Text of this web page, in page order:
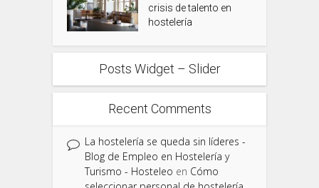
crisis de talento en
hostelería
Posts Widget – Slider
Recent Comments
La hostelería se queda sin líderes -
Blog de Empleo en Hostelería y
Turismo - Hosteleo en Cómo